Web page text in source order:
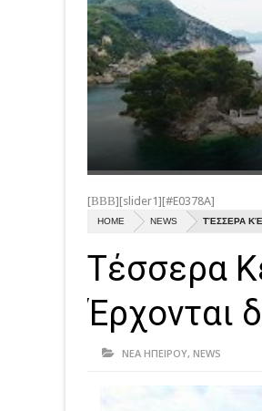
[ΒΒΒ][slider1][#E0378A]
HOME NEWS ΤΈΣΣΕΡΑ
Τέσσερα
Έρχονται
ΝΕΑ ΗΠΕΙΡΟΥ, NEWS